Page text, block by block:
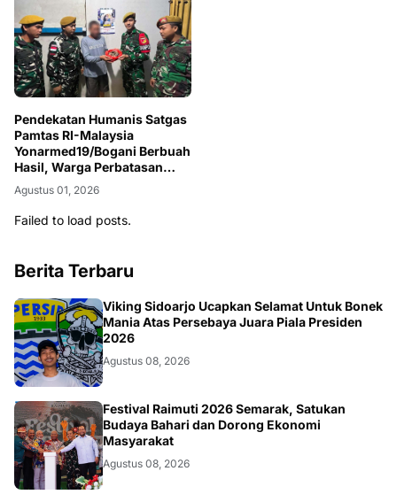
Pendekatan Humanis Satgas
Pamtas RI-Malaysia
Yonarmed19/Bogani Berbuah
Hasil, Warga Perbatasan
Sukarela Serahkan 1 Kg Sisik
Trenggiling
Agustus 01, 2026
Failed to load posts.
Berita Terbaru
BOLA
Viking Sidoarjo Ucapkan Selamat Untuk Bonek
Mania Atas Persebaya Juara Piala Presiden
2026
Agustus 08, 2026
TNI
Festival Raimuti 2026 Semarak, Satukan
Budaya Bahari dan Dorong Ekonomi
Masyarakat
Agustus 08, 2026